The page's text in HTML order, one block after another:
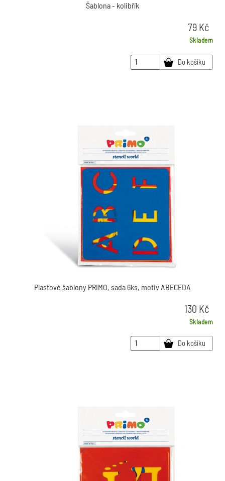
Šablona - kolibřík
79Kč
Skladem
Do košíku
Plastové šablony PRIMO, sada 6ks, motiv ABECEDA
130 Kč
Skladem
Do košíku